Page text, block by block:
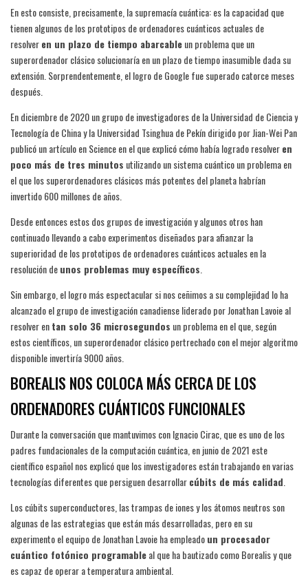
En esto consiste, precisamente, la supremacía cuántica: es la capacidad que
tienen algunos de los prototipos de ordenadores cuánticos actuales de
resolveren un plazo de tiempo abarcableun problema que un
superordenador clásico solucionaría en un plazo de tiempo inasumible dada su
extensión. Sorprendentemente, el logro de Google fue superado catorce meses
después.
En diciembre de 2020 un grupo de investigadores de la Universidad de Ciencia y
Tecnología de China y la Universidad Tsinghua de Pekín dirigido por Jian-Wei Pan
publicó un artículo en Science en el que explicó cómo había logrado resolveren
poco más de tres minutos utilizando un sistema cuántico un problema en
el que los superordenadores clásicos más potentes del planeta habrían
invertido 600 millones de años.
Desde entonces estos dos grupos de investigación y algunos otros han
continuado llevando a cabo experimentos diseñados para afianzar la
superioridad de los prototipos de ordenadores cuánticos actuales en la
resolución deunos problemas muy específicos
Sin embargo, el logro más espectacular si nos ceñimos a su complejidad lo ha
alcanzado el grupo de investigación canadiense liderado por Jonathan Lavoie al
resolver entan solo 36 microsegundos un problema en el que, según
estos científicos, un superordenador clásico pertrechado con el mejor algoritmo
disponible invertiría 9000 años.
BOREALIS NOS COLOCA MÁS CERCA DE LOS
ORDENADORES CUÁNTICOS FUNCIONALES
Durante la conversación que mantuvimos con Ignacio Cirac, que es uno de los
padres fundacionales de la computación cuántica, en junio de 2021 este
científico español nos explicó que los investigadores están trabajando en varias
tecnologías diferentes que persiguen desarrollarcúbits de más calidad
Los cúbits superconductores, las trampas de iones y los átomos neutros son
algunas de las estrategias que están más desarrolladas, pero en su
experimento el equipo de Jonathan Lavoie ha empleadoun procesador
cuántico fotónico programableal que ha bautizado como Borealis y que
es capaz de operar a temperatura ambiental.